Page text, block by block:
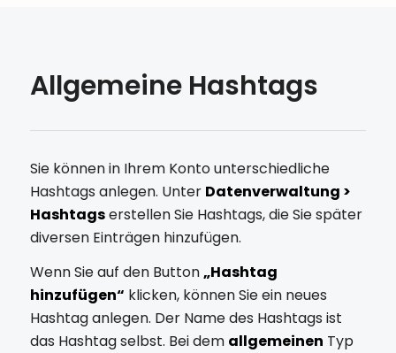
Allgemeine Hashtags
Sie können in Ihrem Konto unterschiedliche
Hashtags anlegen. Unter Datenverwaltung >
Hashtagserstellen Sie Hashtags, die Sie später
diversen Einträgen hinzufügen.
Wenn Sie auf den Button„Hashtag
hinzufügen“ klicken, können Sie ein neues
Hashtag anlegen. Der Name des Hashtags ist
das Hashtag selbst. Bei dem allgemeinen Typ